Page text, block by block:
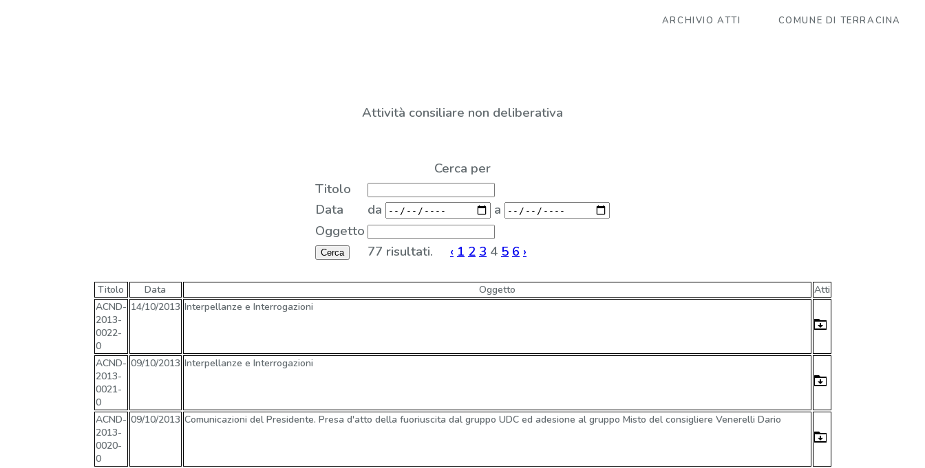
ARCHIVIO ATTI COMUNE DI TERRACINA
Attività consiliare non deliberativa
Cerca per
Titolo
Data
da
a
Oggetto
77 risultati. ‹ 1 2 3 4 5 6 ›
Titolo Data Oggetto
Atti
ACND-
2013-
0022-
0
14/10/2013 Interpellanze e Interrogazioni
ACND-
2013-
0021-
0
09/10/2013 Interpellanze e Interrogazioni
ACND-
2013-
0020-
0
09/10/2013 Comunicazioni del Presidente. Presa d'atto della fuoriuscita dal gruppo UDC ed adesione al gruppo Misto del consigliere Venerelli Dario